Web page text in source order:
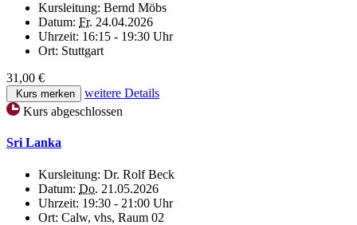
Kursleitung: Bernd Möbs
Datum: Fr. 24.04.2026
Uhrzeit: 16:15 - 19:30 Uhr
Ort: Stuttgart
31,00 €
Kurs merken
weitere Details
Kurs abgeschlossen
Sri Lanka
Kursleitung: Dr. Rolf Beck
Datum: Do. 21.05.2026
Uhrzeit: 19:30 - 21:00 Uhr
Ort: Calw, vhs, Raum 02